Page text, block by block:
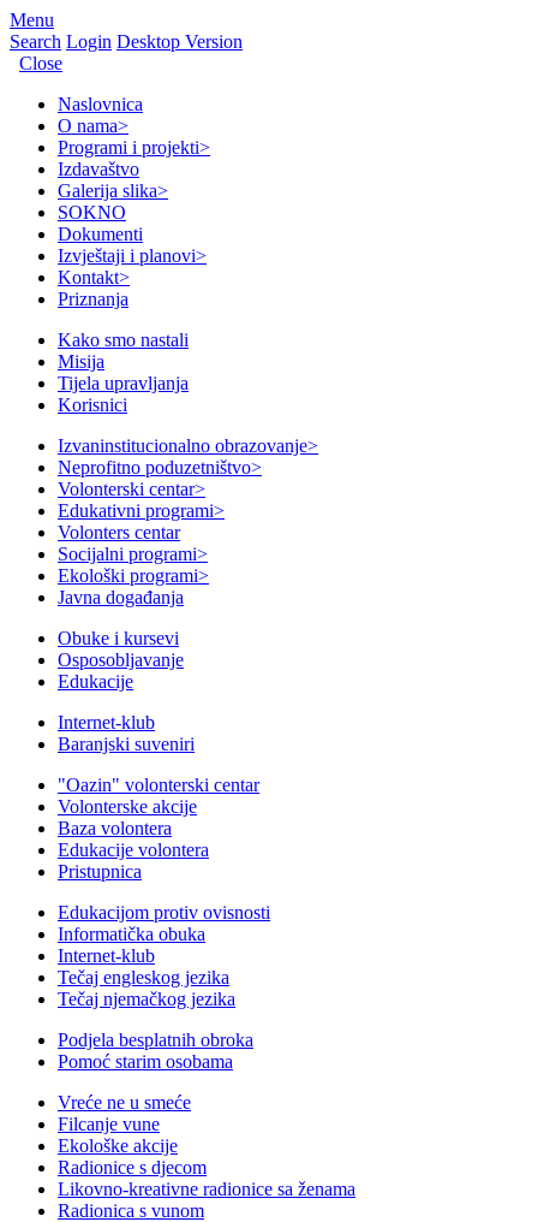
Menu
Search Login Desktop Version
Close
Naslovnica
O nama>
Programi i projekti>
Izdavaštvo
Galerija slika>
SOKNO
Dokumenti
Izvještaji i planovi>
Kontakt>
Priznanja
Kako smo nastali
Misija
Tijela upravljanja
Korisnici
Izvaninstitucionalno obrazovanje>
Neprofitno poduzetništvo>
Volonterski centar>
Edukativni programi>
Volonters centar
Socijalni programi>
Ekološki programi>
Javna događanja
Obuke i kursevi
Osposobljavanje
Edukacije
Internet-klub
Baranjski suveniri
"Oazin" volonterski centar
Volonterske akcije
Baza volontera
Edukacije volontera
Pristupnica
Edukacijom protiv ovisnosti
Informatička obuka
Internet-klub
Tečaj engleskog jezika
Tečaj njemačkog jezika
Podjela besplatnih obroka
Pomoć starim osobama
Vreće ne u smeće
Filcanje vune
Ekološke akcije
Radionice s djecom
Likovno-kreativne radionice sa ženama
Radionica s vunom